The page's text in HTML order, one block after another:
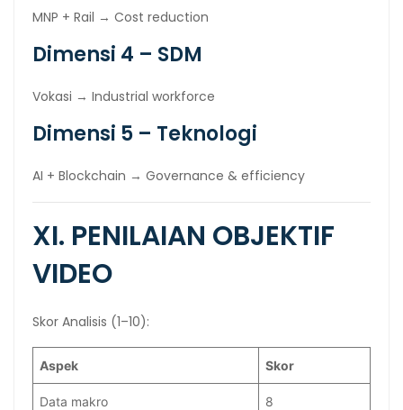
MNP + Rail → Cost reduction
Dimensi 4 – SDM
Vokasi → Industrial workforce
Dimensi 5 – Teknologi
AI + Blockchain → Governance & efficiency
XI. PENILAIAN OBJEKTIF
VIDEO
Skor Analisis (1–10):
Aspek Skor
Data makro 8